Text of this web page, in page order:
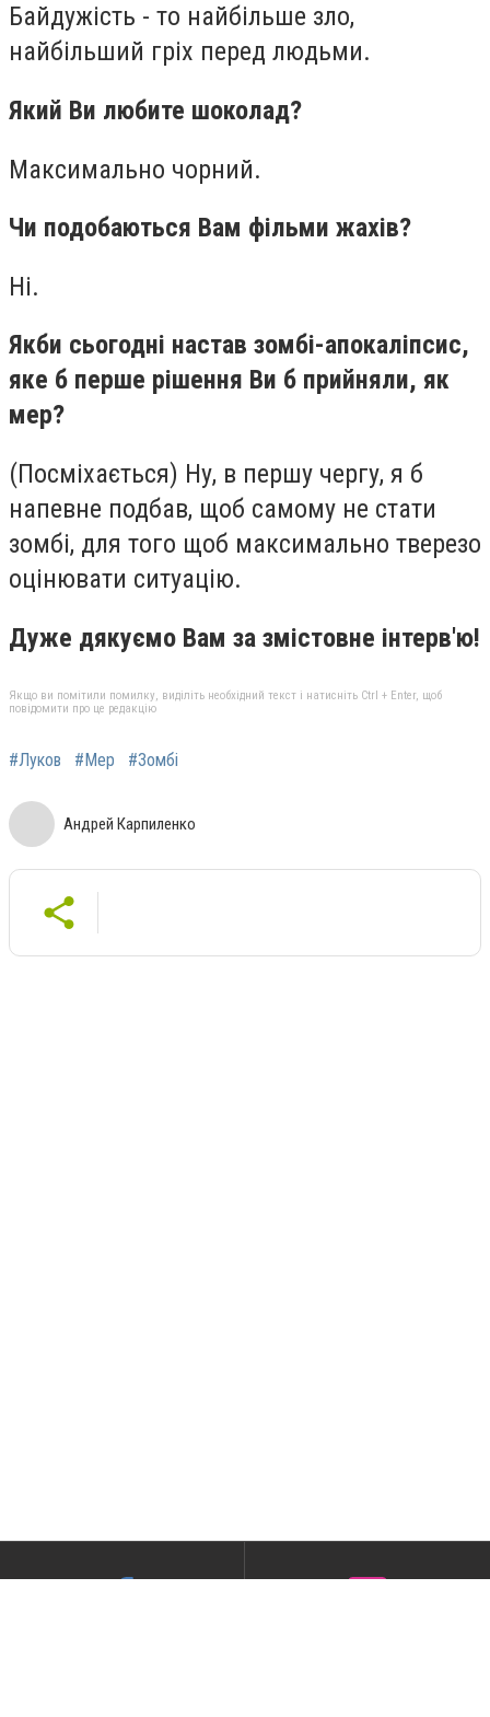
Байдужість - то найбільше зло,
найбільший гріх перед людьми.
Який Ви любите шоколад?
Максимально чорний.
Чи подобаються Вам фільми жахів?
Ні.
Якби сьогодні настав зомбі-апокаліпсис,
яке б перше рішення Ви б прийняли, як
мер?
(Посміхається) Ну, в першу чергу, я б
напевне подбав, щоб самому не стати
зомбі, для того щоб максимально тверезо
оцінювати ситуацію.
Дуже дякуємо Вам за змістовне інтерв'ю!
Якщо ви помітили помилку, виділіть необхідний текст і натисніть Ctrl + Enter, щоб
повідомити про це редакцію
#Луков #Мер #Зомбі
Андрей Карпиленко